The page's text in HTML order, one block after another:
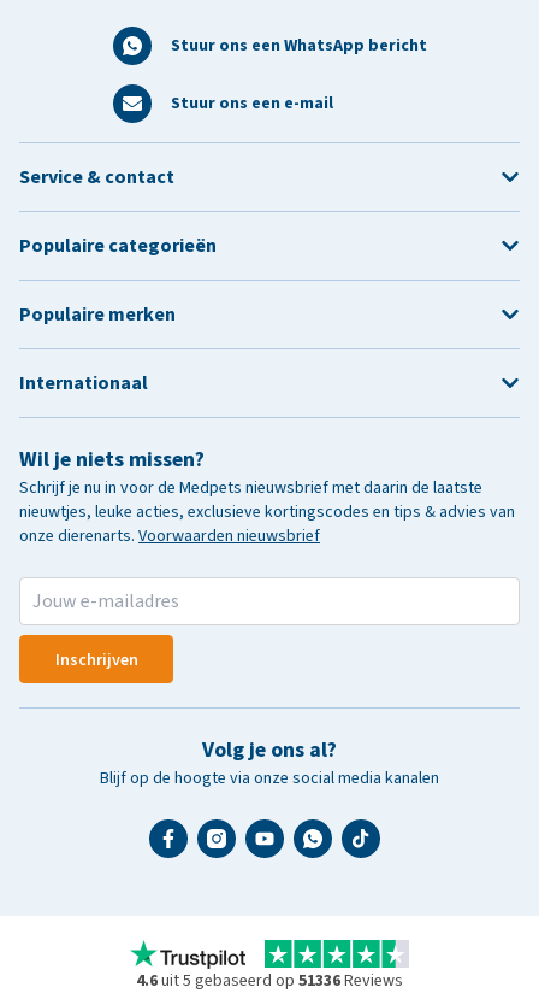
Stuur ons een WhatsApp bericht
Stuur ons een e-mail
Wil je niets missen?
Schrijf je nu in voor de Medpets nieuwsbrief met daarin de laatste
nieuwtjes, leuke acties, exclusieve kortingscodes en tips & advies van
onze dierenarts. Voorwaarden nieuwsbrief
Inschrijven
Volg je ons al?
Blijf op de hoogte via onze social media kanalen
Service & contact
Populaire categorieën
Populaire merken
Internationaal
4.6uit 5 gebaseerd op 51336Reviews